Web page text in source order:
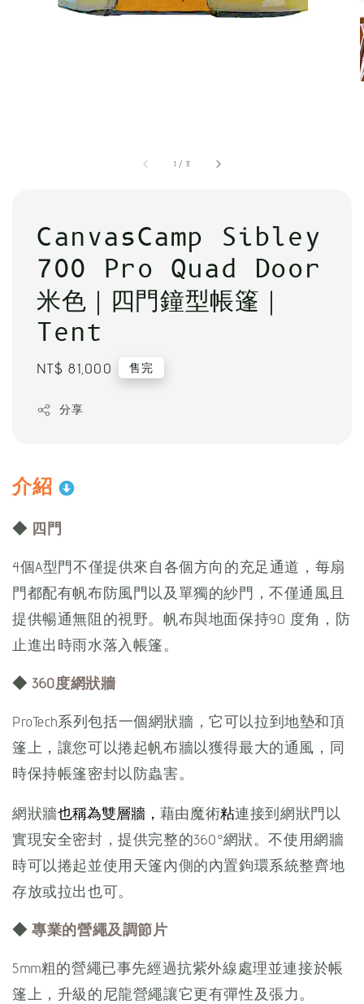
1 / 11
CanvasCamp Sibley
700 Pro Quad Door
米色｜四門鐘型帳篷｜
Tent
Regular
NT$ 81,000 售完
分享
介紹
◆ 四門
4個A型門不僅提供來自各個方向的充足通道，每扇
門都配有帆布防風門以及單獨的紗門，不僅通風且
提供暢通無阻的視野。帆布與地面保持90 度角，防
止進出時雨水落入帳篷。
◆360度網狀牆
ProTech系列包括一個網狀牆，它可以拉到地墊和頂
篷上，讓您可以捲起帆布牆以獲得最大的通風，同
時保持帳篷密封以防蟲害。
網狀牆也稱為雙層牆， 藉由魔術粘連接到網狀門以
實現安全密封，提供完整的360°網狀。不使用網牆
時可以捲起並使用天篷內側的內置鉤環系統整齊地
存放或拉出也可。
◆專業的營繩及調節片
5mm粗的營繩已事先經過抗紫外線處理並連接於帳
篷上，升級的尼龍營繩讓它更有彈性及張力。